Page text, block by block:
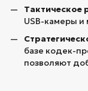
Тактическое
USB-камеры
базе кодек-
позволяют